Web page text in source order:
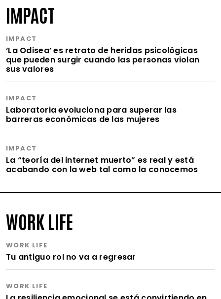
IMPACT
IMPACT
‘La Odisea’ es retrato de heridas psicológicas
que pueden surgir cuando las personas violan
sus valores
IMPACT
Laboratoria evoluciona para superar las
barreras económicas de las mujeres
IMPACT
La “teoría del internet muerto” es real y está
acabando con la web tal como la conocemos
WORK LIFE
WORK LIFE
Tu antiguo rol no va a regresar
WORK LIFE